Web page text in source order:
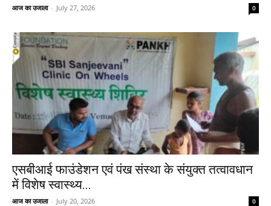
आज का उजाला - July 27, 2026 0
एसबीआई फाउंडेशन एवं पंख संस्था के संयुक्त तत्वावधान
में विशेष स्वास्थ्य...
आज का उजाला - July 20, 2026 0